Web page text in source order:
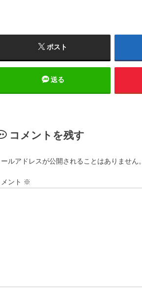
ポスト
送る
コメントを残す
ールアドレスが公開されることはありません。
メント ※